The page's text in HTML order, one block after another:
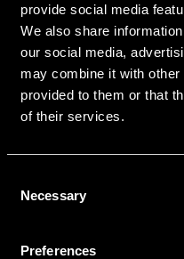
provide social media
We also share
our social media,
may combine it with other
provided to them or that
of their services.
Selection
Necessary
Preferences
Tilmeld dig vores
Udfyld din e-mailadresse,
direkte i din postkasse.
Ved at tilmelde dig vores
privatlivspolitik